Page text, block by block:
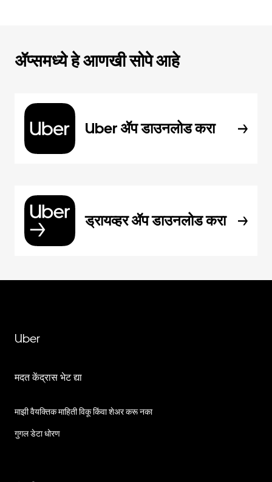
ॲप्समध्ये हे आणखी सोपे आहे
Uber ॲप डाउनलोड करा
ड्रायव्हर ॲप डाउनलोड करा
Uber
मदत केंद्रास भेट द्या
माझी वैयक्तिक माहिती विकू किंवा शेअर करू नका
गुगल डेटा धोरण